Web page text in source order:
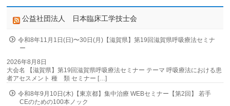
公益社団法人 日本臨床工学技士会
令和8年11月1日(日)〜30日(月)【滋賀県】第19回滋賀県呼吸療法セミナ
ー
2026年8月8日
大会名 【滋賀県】第19回滋賀県呼吸療法セミナー テーマ 呼吸療法における患
者アセスメント 種 類 セミナー […]
令和8年9月10日(木)【東京都】集中治療 WEBセミナー【第2回】 若手
CEのための100本ノック